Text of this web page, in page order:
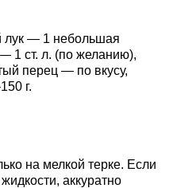
лук — 1 небольшая
1 ст. л. (по желанию),
перец — по вкусу,
г.
на мелкой терке. Если
аккуратно